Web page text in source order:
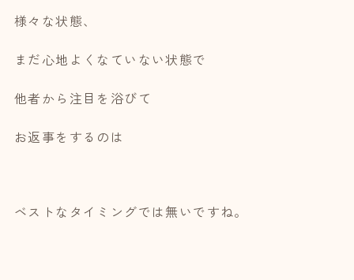
様々な状態、
まだ心地よくなていない状態で
他者から注目を浴びて
お返事をするのは
ベストなタイミングでは無いですね。